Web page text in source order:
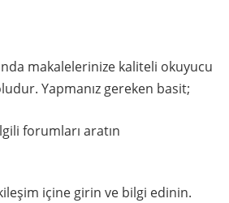
makalelerinize kaliteli okuyucu
Yapmanız gereken basit;
forumları aratın
içine girin ve bilgi edinin.